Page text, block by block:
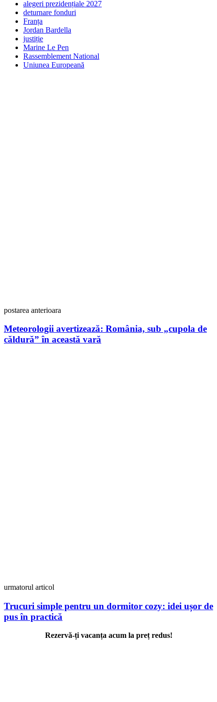
alegeri prezidențiale 2027
deturnare fonduri
Franța
Jordan Bardella
justiție
Marine Le Pen
Rassemblement National
Uniunea Europeană
postarea anterioara
Meteorologii avertizează: România, sub „cupola de
căldură” în această vară
urmatorul articol
Trucuri simple pentru un dormitor cozy: idei ușor de
pus în practică
Rezervă-ți vacanța acum la preț redus!